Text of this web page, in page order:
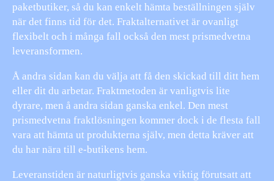
paketbutiker, så du kan enkelt hämta beställningen själv
när det finns tid för det. Fraktalternativet är ovanligt
flexibelt och i många fall också den mest prismedvetna
leveransformen.
Å andra sidan kan du välja att få den skickad till ditt hem
eller dit du arbetar. Fraktmetoden är vanligtvis lite
dyrare, men å andra sidan ganska enkel. Den mest
prismedvetna fraktlösningen kommer dock i de flesta fall
vara att hämta ut produkterna själv, men detta kräver att
du har nära till e-butikens hem.
Leveranstiden är naturligtvis ganska viktig förutsatt att